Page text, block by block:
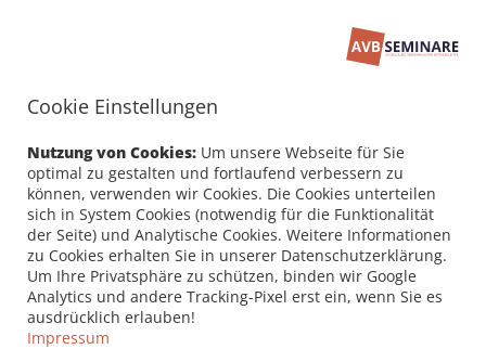
Cookie Einstellungen
Nutzung von Cookies: Um unsere Webseite für Sie
optimal zu gestalten und fortlaufend verbessern zu
können, verwenden wir Cookies. Die Cookies unterteilen
sich in System Cookies (notwendig für die Funktionalität
der Seite) und Analytische Cookies. Weitere Informationen
zu Cookies erhalten Sie in unserer Datenschutzerklärung.
Um Ihre Privatsphäre zu schützen, binden wir Google
Analytics und andere Tracking-Pixel erst ein, wenn Sie es
ausdrücklich erlauben!
Impressum
Seminarbuchung
PERSÖNLICHE DATEN /
RECHNUNGSANSCHRIFT
Firma
Vorname *